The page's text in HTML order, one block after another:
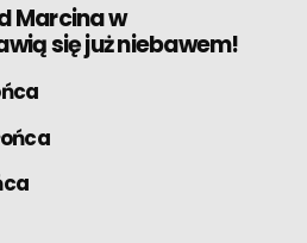
Marcina w
się już niebawem!